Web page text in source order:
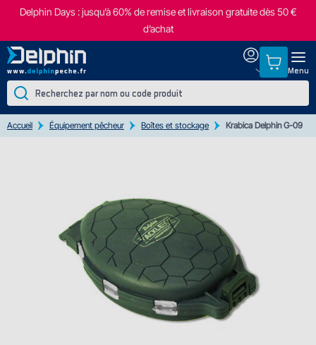
Delphin Days : jusqu’à 60% de remise et livraison gratuite dès 50 €
d’achat
Menu
Accueil Équipement pêcheur Boîtes et stockage Krabica Delphin G-09